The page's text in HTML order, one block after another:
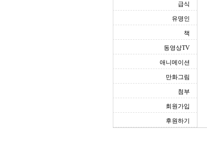
급식
유명인
책
동영상TV
애니메이션
만화그림
첨부
회원가입
후원하기